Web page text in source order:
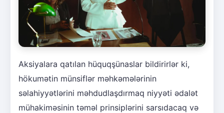
Aksiyalara qatılan hüquqşünaslar bildirirlər ki,
hökumətin münsiflər məhkəmələrinin
səlahiyyətlərini məhdudlaşdırmaq niyyəti ədalət
mühakiməsinin təməl prinsiplərini sarsıdacaq və